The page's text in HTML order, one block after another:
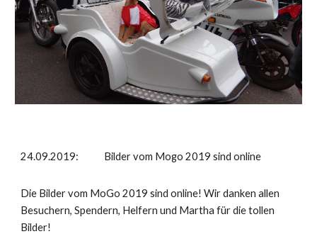
24.09.2019: Bilder vom Mogo 2019 sind online
Die Bilder vom MoGo 2019 sind online! Wir danken allen
Besuchern, Spendern, Helfern und Martha für die tollen
Bilder!